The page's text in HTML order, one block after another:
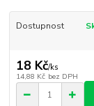
Dostupnost
18 Kč/ks
14,88 Kč bez DPH